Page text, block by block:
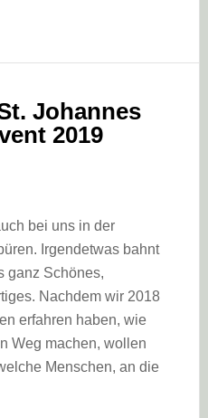
Johannes
2019
bei uns in der
Irgendetwas bahnt
ganz Schönes,
Nachdem wir 2018
erfahren haben, wie
Weg machen, wollen
Menschen, an die